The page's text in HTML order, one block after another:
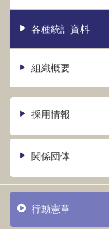
各種統計資料
組織概要
採用情報
関係団体
行動憲章